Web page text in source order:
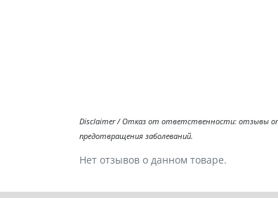
Disclaimer / Отказ от ответственности: отзывы
предотвращения заболеваний.
Нет отзывов о данном товаре.